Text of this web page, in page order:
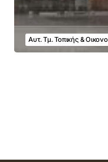
Αυτ. Τμ. Τοπικής &